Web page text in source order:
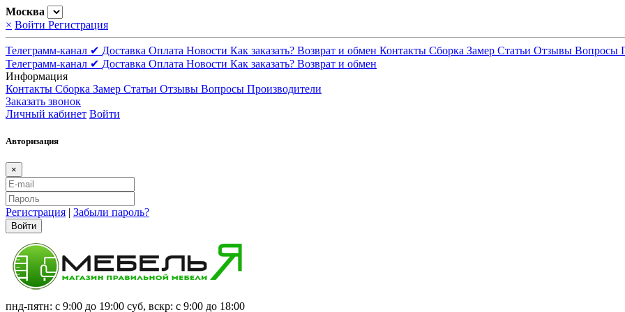
Москва
× Войти Регистрация
Телеграмм-канал ✔ Доставка Оплата Новости Как заказать? Возврат и обмен Контакты Сборка Замер Статьи Отзывы Вопросы
Телеграмм-канал ✔ Доставка Оплата Новости Как заказать? Возврат и обмен
Информация
Контакты Сборка Замер Статьи Отзывы Вопросы Производители
Заказать звонок
Личный кабинет Войти
Авторизация
×
Регистрация | Забыли пароль?
Войти
пнд-пятн: с 9:00 до 19:00 суб, вскр: с 9:00 до 18:00